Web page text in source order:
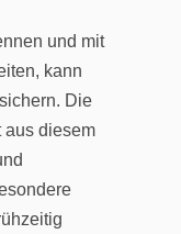
und mit
kann
Die
aus diesem